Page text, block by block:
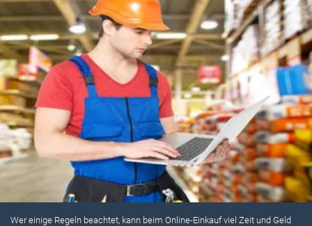
Wer einige Regeln beachtet, kann beim Online-Einkauf viel Zeit und Geld